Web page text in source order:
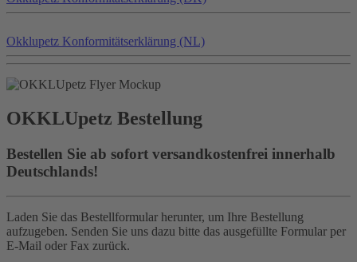
Okklupetz Konformitätserklärung (NL)
OKKLUpetz Bestellung
Bestellen Sie ab sofort versandkostenfrei innerhalb
Deutschlands!
Laden Sie das Bestellformular herunter, um Ihre Bestellung
aufzugeben. Senden Sie uns dazu bitte das ausgefüllte Formular per
E-Mail oder Fax zurück.